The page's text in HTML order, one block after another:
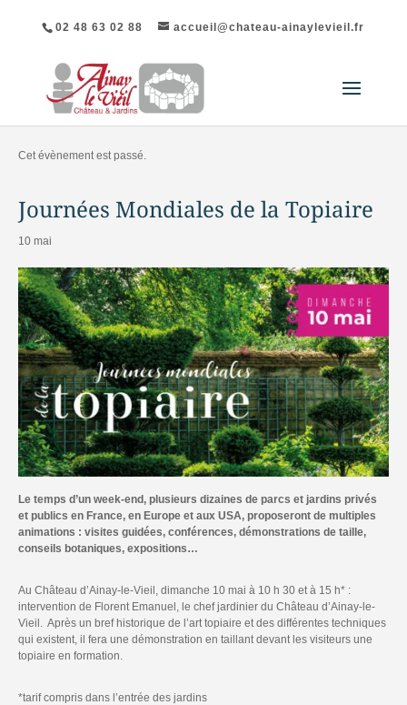
02 48 63 02 88 accueil@chateau-ainaylevieil.fr
« Tous les Évènements
Cet évènement est passé.
Journées Mondiales de la Topiaire
10 mai
Le temps d’un week-end, plusieurs dizaines de parcs et jardins privés
et publics en France, en Europe et aux USA, proposeront de multiples
animations : visites guidées, conférences, démonstrations de taille,
conseils botaniques, expositions…
Au Château d’Ainay-le-Vieil, dimanche 10 mai à 10 h 30 et à 15 h* :
intervention de Florent Emanuel, le chef jardinier du Château d’Ainay-le-
Vieil. Après un bref historique de l’art topiaire et des différentes techniques
qui existent, il fera une démonstration en taillant devant les visiteurs une
topiaire en formation.
*tarif compris dans l’entrée des jardins